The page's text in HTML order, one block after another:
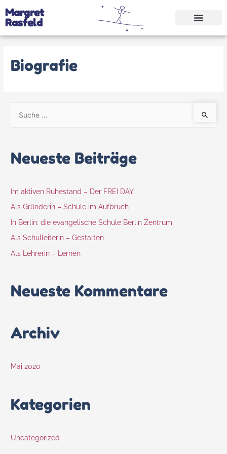
Margret
Rasfeld
Biografie
Neueste Beiträge
Im aktiven Ruhestand – Der FREI DAY
Als Gründerin – Schule im Aufbruch
In Berlin: die evangelische Schule Berlin Zentrum
Als Schulleiterin – Gestalten
Als Lehrerin – Lernen
Neueste Kommentare
Archiv
Mai 2020
Kategorien
Uncategorized